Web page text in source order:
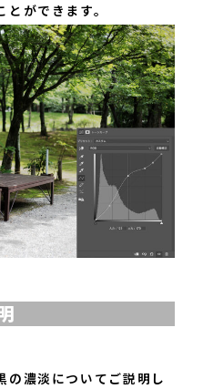
ができます。
の濃淡についてご説明し